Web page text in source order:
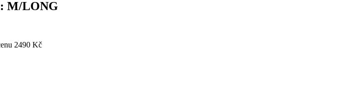
M/LONG
2490 Kč